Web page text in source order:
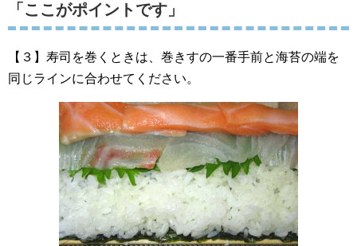
「ここがポイントです」
【３】寿司を巻くときは、巻きすの一番手前と海苔の端を
同じラインに合わせてください。